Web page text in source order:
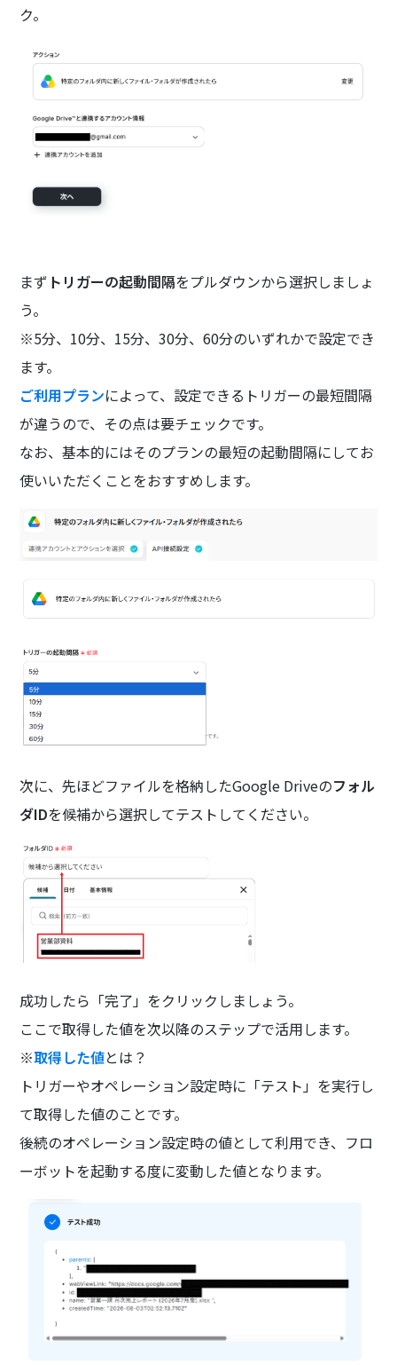
ク。
まず トリガーの起動間隔をプルダウンから選択しましょ
う。
※5分、10分、15分、30分、60分のいずれかで設定でき
ます。
ご利用プランによって、設定できるトリガーの最短間隔
が違うので、その点は要チェックです。
なお、基本的にはそのプランの最短の起動間隔にしてお
使いいただくことをおすすめします。
次に、先ほどファイルを格納したGoogle Driveのフォル
ダIDを候補から選択してテストしてください。
成功したら「完了」をクリックしましょう。
ここで取得した値を次以降のステップで活用します。
※取得した値とは？
トリガーやオペレーション設定時に「テスト」を実行し
て取得した値のことです。
後続のオペレーション設定時の値として利用でき、フロ
ーボットを起動する度に変動した値となります。